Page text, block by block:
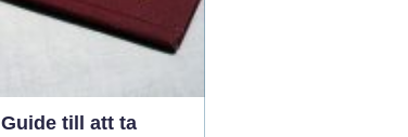
Guide till att ta